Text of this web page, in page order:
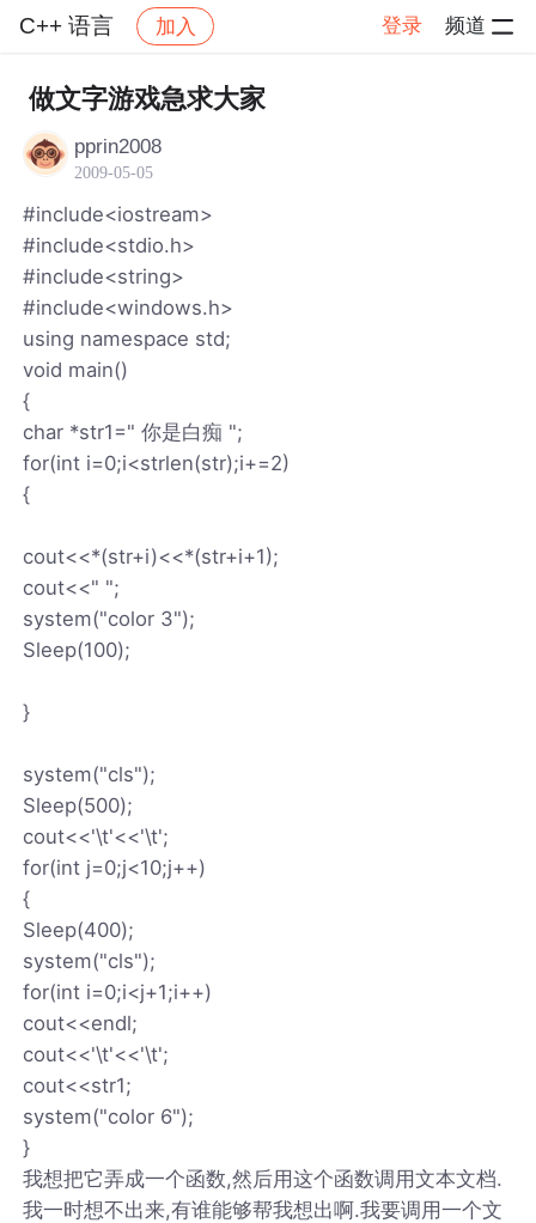
C++ 语言 加入 登录 频道
社区 C++ 语言 帖子详情
做文字游戏急求大家
pprin2008
2009-05-05
#include<iostream>
#include<stdio.h>
#include<string>
#include<windows.h>
using namespace std;
void main()
{
char *str1=" 你是白痴 ";
for(int i=0;i<strlen(str);i+=2)
{
cout<<*(str+i)<<*(str+i+1);
cout<<" ";
system("color 3");
Sleep(100);
}
system("cls");
Sleep(500);
cout<<'\t'<<'\t';
for(int j=0;j<10;j++)
{
Sleep(400);
system("cls");
for(int i=0;i<j+1;i++)
cout<<endl;
cout<<'\t'<<'\t';
cout<<str1;
system("color 6");
}
我想把它弄成一个函数,然后用这个函数调用文本文档.
我一时想不出来,有谁能够帮我想出啊.我要调用一个文